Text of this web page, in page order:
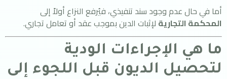
أما في حال عدم وجود سند تنفيذي، فيُرفع النزاع أولاً إلى
المحكمة التجارية لإثبات الدين بموجب عقد أو تعامل تجاري.
ما هي الإجراءات الودية
لتحصيل الديون قبل اللجوء إلى